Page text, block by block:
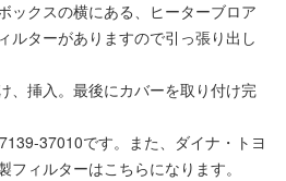
ックスの横にある、ヒーターブロア
ルターがありますので引っ張り出し
、挿入。最後にカバーを取り付け完
37010です。また、ダイナ・トヨ
フィルターはこちらになります。